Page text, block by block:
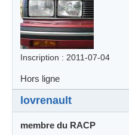
Inscription : 2011-07-04
Hors ligne
lovrenault
membre du RACP